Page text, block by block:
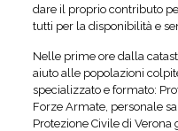
dare il proprio contributo
tutti per la disponibilità e
Nelle prime ore dalla
aiuto alle popolazioni
specializzato e formato:
Forze Armate, personale
Protezione Civile di Verona